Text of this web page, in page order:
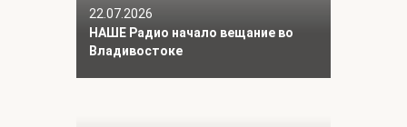
22.07.2026
НАШЕ Радио начало вещание во
Владивостоке